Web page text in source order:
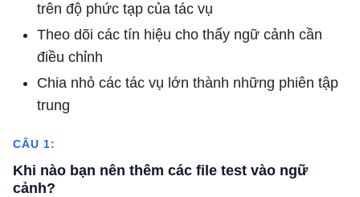
trên độ phức tạp của tác vụ
Theo dõi các tín hiệu cho thấy ngữ cảnh cần
điều chỉnh
Chia nhỏ các tác vụ lớn thành những phiên tập
trung
CÂU 1:
Khi nào bạn nên thêm các file test vào ngữ
cảnh?